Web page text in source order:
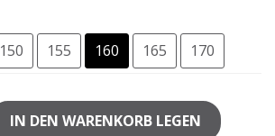
150 155 160 165 170
IN DEN WARENKORB LEGEN